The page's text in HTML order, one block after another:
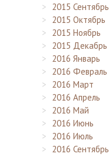
2015 Сентябрь
2015 Октябрь
2015 Ноябрь
2015 Декабрь
2016 Январь
2016 Февраль
2016 Март
2016 Апрель
2016 Май
2016 Июнь
2016 Июль
2016 Сентябрь